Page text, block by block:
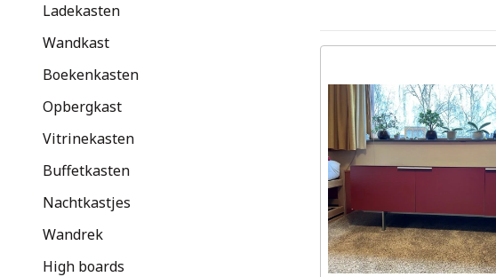
Ladekasten
Wandkast
Boekenkasten
Opbergkast
Vitrinekasten
Buffetkasten
Nachtkastjes
Wandrek
High boards